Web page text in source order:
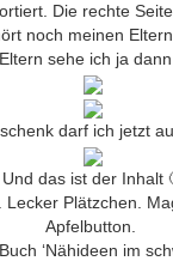
Die rechte
noch meinen
sehe ich ja
darf ich jetzt
Und das ist der Inhalt
Plätzchen.
Apfelbutton.
‘Nähideen im